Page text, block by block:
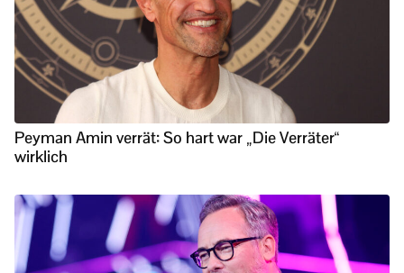
Peyman Amin verrät: So hart war „Die Verräter“
wirklich